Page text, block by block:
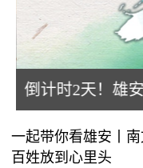
倒计时2天！雄
一起带你看雄安丨
百姓放到心里头